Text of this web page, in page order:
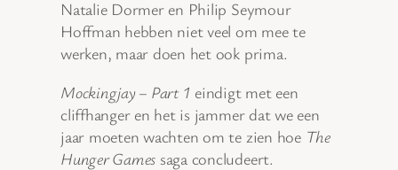
Natalie Dormer en Philip Seymour
Hoffman hebben niet veel om mee te
werken, maar doen het ook prima.
Mockingjay – Part 1 eindigt met een
cliffhanger en het is jammer dat we een
jaar moeten wachten om te zien hoe The
Hunger Games saga concludeert.